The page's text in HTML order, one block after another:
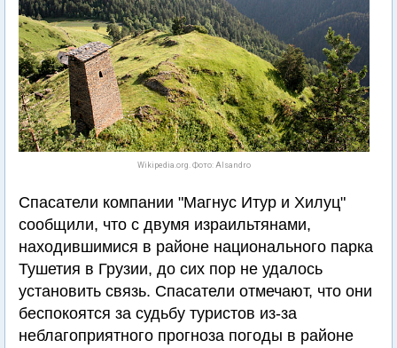
Wikipedia.org. Фото: Alsandro
Спасатели компании "Магнус Итур и Хилуц"
сообщили, что с двумя израильтянами,
находившимися в районе национального парка
Тушетия в Грузии, до сих пор не удалось
установить связь. Спасатели отмечают, что они
беспокоятся за судьбу туристов из-за
неблагоприятного прогноза погоды в районе